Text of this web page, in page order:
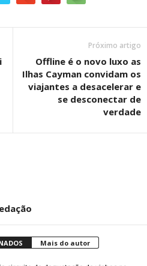
Próximo artigo
Offline é o novo luxo as
Ilhas Cayman convidam os
viajantes a desacelerar e
se desconectar de
verdade
Mais do autor